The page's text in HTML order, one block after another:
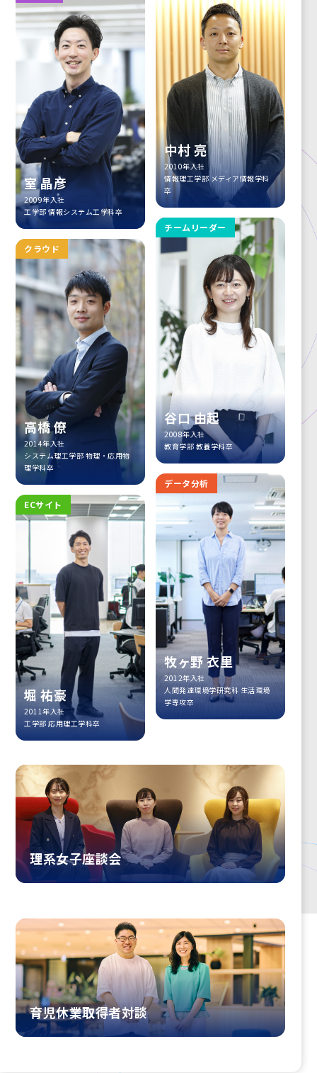
室 晶彦
2009年入社
工学部 情報システム工学科卒
中村 亮
2010年入社
情報理工学部 メディア情報学科
卒
クラウド
高橋 僚
2014年入社
システム理工学部 物理・応用物
理学科卒
チームリーダー
谷口 由起
2008年入社
教育学部 教養学科卒
ECサイト
堀 祐豪
2011年入社
工学部 応用理工学科卒
データ分析
牧ヶ野 衣里
2012年入社
人間発達環境学研究科 生活環境
学専攻卒
理系女子座談会
育児休業取得者対談